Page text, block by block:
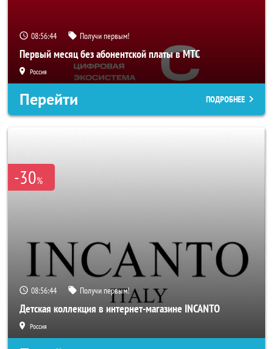
08:56:43 Получи первым!
Первый месяц без абонентской платы в МТС
Россия
Перейти ПОДРОБНЕЕ
-30%
08:56:43 Получи первым!
Детская коллекция в интернет-магазине INCANTO
Россия